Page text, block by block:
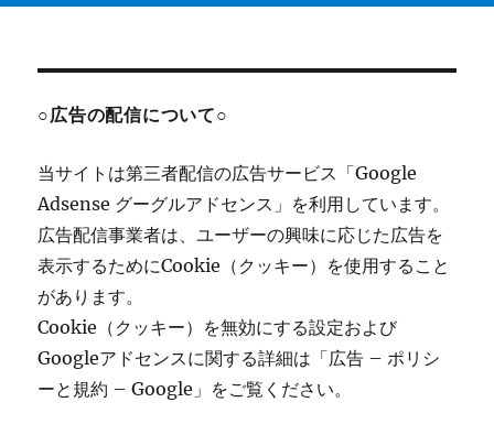
○広告の配信について○
当サイトは第三者配信の広告サービス「Google
Adsense グーグルアドセンス」を利用しています。
広告配信事業者は、ユーザーの興味に応じた広告を
表示するためにCookie（クッキー）を使用すること
があります。
Cookie（クッキー）を無効にする設定および
Googleアドセンスに関する詳細は「広告 – ポリシ
ーと規約 – Google」をご覧ください。